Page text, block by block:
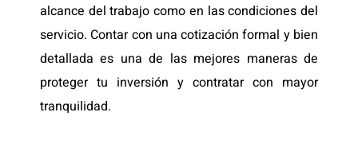
alcance del trabajo como en las condiciones del
servicio. Contar con una cotización formal y bien
detallada es una de las mejores maneras de
proteger tu inversión y contratar con mayor
tranquilidad.